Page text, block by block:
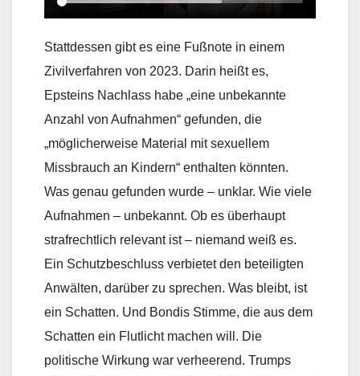
Stattdessen gibt es eine Fußnote in einem
Zivilverfahren von 2023. Darin heißt es,
Epsteins Nachlass habe „eine unbekannte
Anzahl von Aufnahmen“ gefunden, die
„möglicherweise Material mit sexuellem
Missbrauch an Kindern“ enthalten könnten.
Was genau gefunden wurde – unklar. Wie viele
Aufnahmen – unbekannt. Ob es überhaupt
strafrechtlich relevant ist – niemand weiß es.
Ein Schutzbeschluss verbietet den beteiligten
Anwälten, darüber zu sprechen. Was bleibt, ist
ein Schatten. Und Bondis Stimme, die aus dem
Schatten ein Flutlicht machen will. Die
politische Wirkung war verheerend. Trumps